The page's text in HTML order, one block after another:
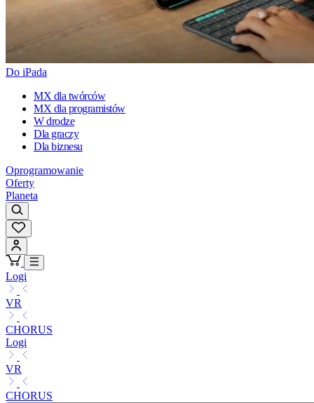
Do iPada
MX dla twórców
MX dla programistów
W drodze
Dla graczy
Dla biznesu
Oprogramowanie
Oferty
Planeta
Logi
VR
CHORUS
Logi
VR
CHORUS